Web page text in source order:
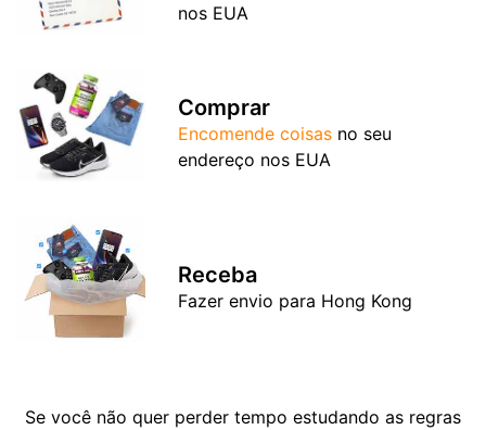
nos EUA
Comprar
Encomende coisas no seu
endereço nos EUA
Receba
Fazer envio para Hong Kong
Se você não quer perder tempo estudando as regras